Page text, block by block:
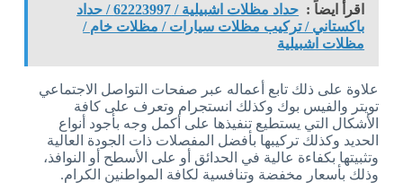
اقرأ ايضاً :
حداد مظلات اشبيلية / 62223997 / حداد
باكستاني / تركيب مظلات سيارات / مظلات خام /
مظلات اشبيلية
علاوة على ذلك تابع أعماله عبر صفحات التواصل الاجتماعي
تويتر والفيس بوك وكذلك انستجرام وتعرف على كافة
الأشكال التي يستطيع تنفيذها على أكمل وجه بأجود أنواع
الحديد وكذلك تركيبها بأفضل المفصلات ذات الجودة العالية
وتثبيتها بكفاءة عالية في الحدائق أو على الأسطح أو النوافذ،
وذلك بأسعار مخفضة وتنافسية لكافة المواطنين الكرام.